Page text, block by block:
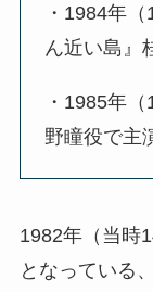
・1984年
ん近い島』
・1985年
野瞳役で主
1982年（当時
となっている